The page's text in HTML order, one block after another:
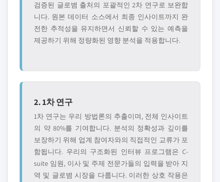
검증된 글로볌 출처의 포괄적인 2차 연구로 보완합
니다. 원본 데이터 소스에서 최종 인사이트까지 완
전한 추적성을 유지하면서 신뢰할 수 있는 예측을
제공하기 위해 정량화된 영향 분석을 적용합니다.
2. 1차 연구
1차 연구는 우리 방법론의 추출이며, 전체 인사이트
의 약 80%를 기여합니다. 분석의 정확성과 깊이를
보장하기 위해 업계 참여자와의 직접적인 교류가 포
함됩니다. 우리의 구조화된 인터뷰 프로그램은 C-
suite 임원, 이사 및 주제 전문가들의 입력을 받아 지
역 및 글로볌 시장을 다룹니다. 이러한 상호 작용은